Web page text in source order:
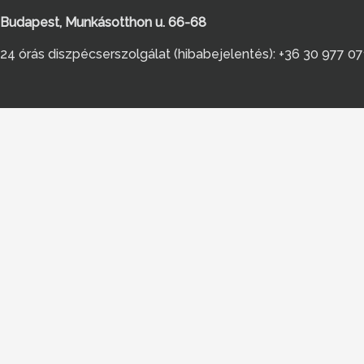
Budapest, Munkásotthon u. 66-68
24 órás diszpécserszolgálat (hibabejelentés): +36 30 977